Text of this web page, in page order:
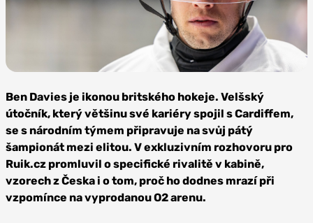
Profimedia
Ben Davies je ikonou britského hokeje. Velšský
útočník, který většinu své kariéry spojil s Cardiffem,
se s národním týmem připravuje na svůj pátý
šampionát mezi elitou. V exkluzivním rozhovoru pro
Ruik.cz promluvil o specifické rivalitě v kabině,
vzorech z Česka i o tom, proč ho dodnes mrazí při
vzpomínce na vyprodanou O2 arenu.